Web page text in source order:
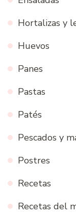
Hortalizas y
Huevos
Panes
Pastas
Patés
Pescados y
Postres
Recetas
Recetas del